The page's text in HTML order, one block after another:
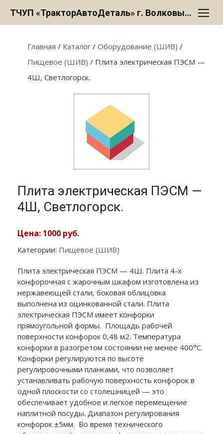
ТЧУП «ТракторАвтоДеталь» г. Волковыск
Главная / Каталог / Оборудование (ШИВ) /
Пищевое (ШИВ) / Плита электрическая ПЭСМ —
4Ш, Светлогорск.
Плита электрическая ПЭСМ —
4Ш, Светлогорск.
Цена: 1000 руб.
Категории: Пищевое (ШИВ)
Плита электрическая ПЭСМ — 4Ш. Плита 4-х
конфорочная с жарочным шкафом изготовлена из
нержавеющей стали, боковая облицовка
выполнена из оцинкованной стали. Плита
электрическая ПЭСМ имеет конфорки
прямоугольной формы. Площадь рабочей
поверхности конфорок 0,48 м2. Температура
конфорки в разогретом состоянии не менее 400°С.
Конфорки регулируются по высоте
регулировочными планками, что позволяет
устанавливать рабочую поверхность конфорок в
одной плоскости со столешницей — это
обеспечивает удобное и легкое перемещение
наплитной посуды. Диапазон регулирования
конфорок ±5мм. Во время технического